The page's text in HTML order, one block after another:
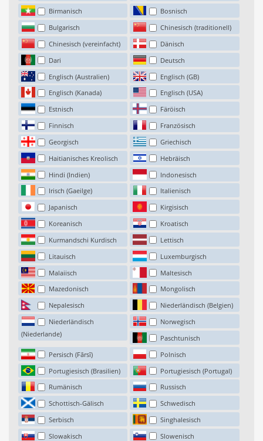
Birmanisch
Bosnisch
Bulgarisch
Chinesisch (traditionell)
Chinesisch (vereinfacht)
Dänisch
Dari
Deutsch
Englisch (Australien)
Englisch (GB)
Englisch (Kanada)
Englisch (USA)
Estnisch
Färöisch
Finnisch
Französisch
Georgisch
Griechisch
Haitianisches Kreolisch
Hebräisch
Hindi (Indien)
Indonesisch
Irisch (Gaeilge)
Italienisch
Japanisch
Kirgisisch
Koreanisch
Kroatisch
Kurmandschi Kurdisch
Lettisch
Litauisch
Luxemburgisch
Malaiisch
Maltesisch
Mazedonisch
Mongolisch
Nepalesisch
Niederländisch (Belgien)
Niederländisch
(Niederlande)
Norwegisch
Paschtunisch
Persisch (Fārsī)
Polnisch
Portugiesisch (Brasilien)
Portugiesisch (Portugal)
Rumänisch
Russisch
Schottisch-Gälisch
Schwedisch
Serbisch
Singhalesisch
Slowakisch
Slowenisch